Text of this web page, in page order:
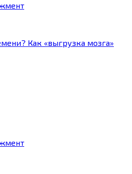
Как «выгрузка мозга»